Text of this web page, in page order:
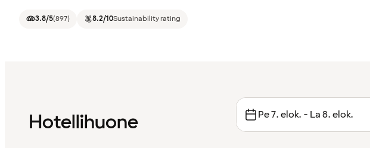
3.8/5(897) 8.2/10Sustainability rating
Hotellihuone Pe 7. elok. - La 8. elok.